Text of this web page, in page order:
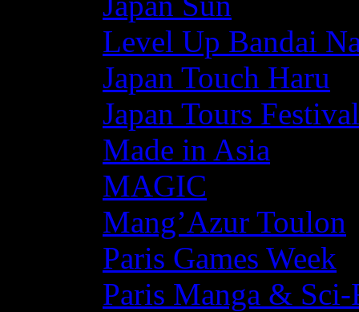
Level Up Bandai
Japan Touch Haru
Japan Tours Festival
Made in Asia
MAGIC
Mang’Azur Toulon
Paris Games Week
Paris Manga &